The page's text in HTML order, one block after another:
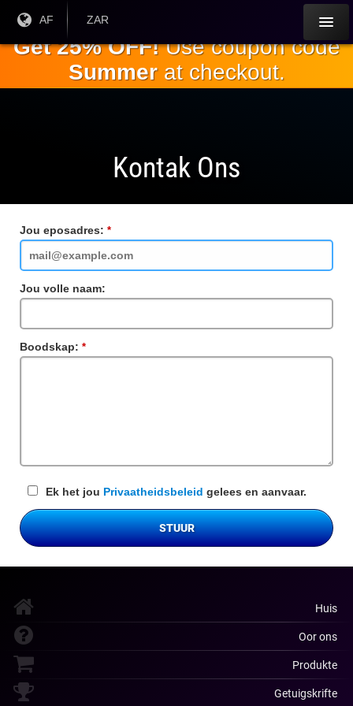
hoofinhoud
Huidige
AF
Huidige
ZAR
Get 25% OFF!Use coupon code
Summerat checkout.
Kontak Ons
Jou eposadres:
veld
Jou volle naam:
Boodskap:
veld
Ek het jou Privaatheidsbeleid gelees en aanvaar.
STUUR
Huis
Oor ons
Produkte
Getuigskrifte